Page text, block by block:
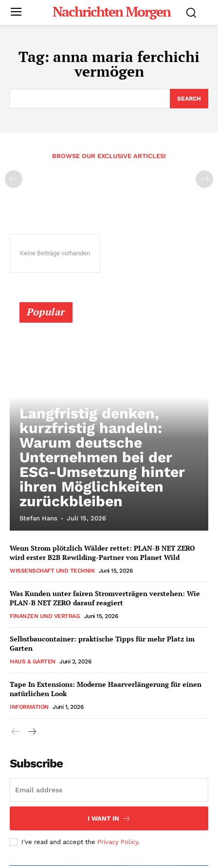
Nachrichten Morgen
Tag: anna maria ferchichi
vermögen
SEARCH
BROWSE OUR EXCLUSIVE ARTICLES!
Keine Beiträge vorhanden
Popular
Langfristig denken,
kurzfristig handeln:
Warum deutsche
Unternehmen bei der
ESG-Umsetzung hinter
ihren Möglichkeiten
zurückbleiben
Stefan Hans - Juli 15, 2026
Wenn Strom plötzlich Wälder rettet: PLAN-B NET ZERO
wird erster B2B Rewilding-Partner von Planet Wild
WISSENSCHAFT UND TECHNIK Juni 15, 2026
Was Kunden unter fairen Stromverträgen verstehen: Wie
PLAN-B NET ZERO darauf reagiert
FINANZEN UND VERTRAG Juni 15, 2026
Selbstbaucontainer: praktische Tipps für mehr Platz im
Garten
HAUS & GARTEN Juni 2, 2026
Tape In Extensions: Moderne Haarverlängerung für einen
natürlichen Look
INFORMATION Juni 1, 2026
Subscribe
I WANT IN
I've read and accept the Privacy Policy.